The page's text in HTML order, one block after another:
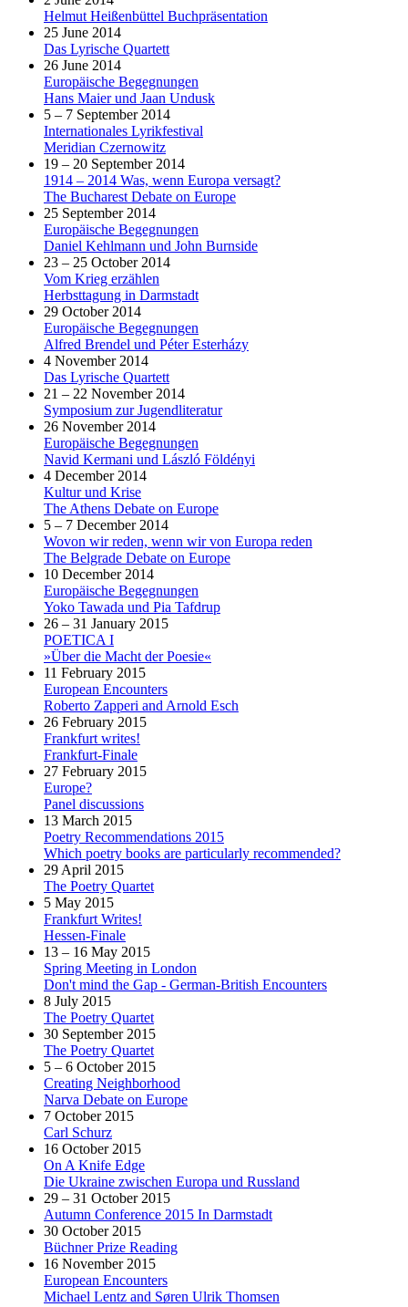
Helmut Heißenbüttel Buchpräsentation
25 June 2014
Das Lyrische Quartett
26 June 2014
Europäische Begegnungen
Hans Maier und Jaan Undusk
5 – 7 September 2014
Internationales Lyrikfestival
Meridian Czernowitz
19 – 20 September 2014
1914 – 2014 Was, wenn Europa versagt?
The Bucharest Debate on Europe
25 September 2014
Europäische Begegnungen
Daniel Kehlmann und John Burnside
23 – 25 October 2014
Vom Krieg erzählen
Herbsttagung in Darmstadt
29 October 2014
Europäische Begegnungen
Alfred Brendel und Péter Esterházy
4 November 2014
Das Lyrische Quartett
21 – 22 November 2014
Symposium zur Jugendliteratur
26 November 2014
Europäische Begegnungen
Navid Kermani und László Földényi
4 December 2014
Kultur und Krise
The Athens Debate on Europe
5 – 7 December 2014
Wovon wir reden, wenn wir von Europa reden
The Belgrade Debate on Europe
10 December 2014
Europäische Begegnungen
Yoko Tawada und Pia Tafdrup
26 – 31 January 2015
POETICA I
»Über die Macht der Poesie«
11 February 2015
European Encounters
Roberto Zapperi and Arnold Esch
26 February 2015
Frankfurt writes!
Frankfurt-Finale
27 February 2015
Europe?
Panel discussions
13 March 2015
Poetry Recommendations 2015
Which poetry books are particularly recommended?
29 April 2015
The Poetry Quartet
5 May 2015
Frankfurt Writes!
Hessen-Finale
13 – 16 May 2015
Spring Meeting in London
Don't mind the Gap - German-British Encounters
8 July 2015
The Poetry Quartet
30 September 2015
The Poetry Quartet
5 – 6 October 2015
Creating Neighborhood
Narva Debate on Europe
7 October 2015
Carl Schurz
16 October 2015
On A Knife Edge
Die Ukraine zwischen Europa und Russland
29 – 31 October 2015
Autumn Conference 2015 In Darmstadt
30 October 2015
Büchner Prize Reading
16 November 2015
European Encounters
Michael Lentz and Søren Ulrik Thomsen